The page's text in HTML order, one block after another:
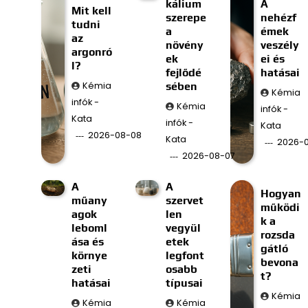
Mit kell
tudni
az
argonró
l?
Kémia
infók -
Kata
2026-08-08
kálium
szerepe
a
növény
ek
fejlődé
sében
Kémia
infók -
Kata
2026-08-07
A
nehézf
émek
veszély
ei és
hatásai
Kémia
infók -
Kata
2026-
A
műany
agok
leboml
ása és
környe
zeti
hatásai
Kémia
A
szervet
len
vegyül
etek
legfont
osabb
típusai
Kémia
Hogyan
működi
k a
rozsda
gátló
bevona
t?
Kémia